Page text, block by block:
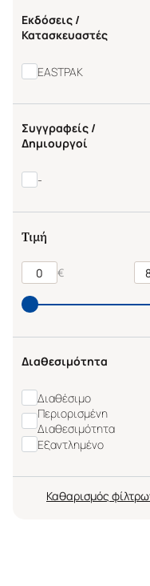
Εκδόσεις /
Κατασκευαστές
EASTPAK
Συγγραφείς /
Δημιουργοί
-
Τιμή
€
Διαθεσιμότητα
Διαθέσιμο
Περιορισμένη
Διαθεσιμότητα
Εξαντλημένο
Καθαρισμός